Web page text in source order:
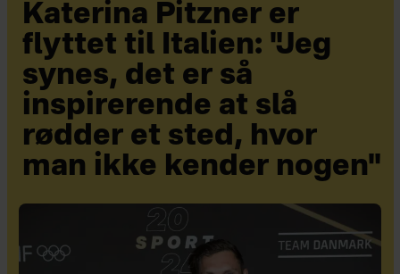
Katerina Pitzner er
flyttet til Italien: "Jeg
synes, det er så
inspirerende at slå
rødder et sted, hvor
man ikke kender nogen"